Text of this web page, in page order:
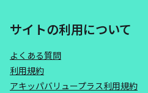
サイトの利用について
よくある質問
利用規約
アキッパバリュープラス利用規約